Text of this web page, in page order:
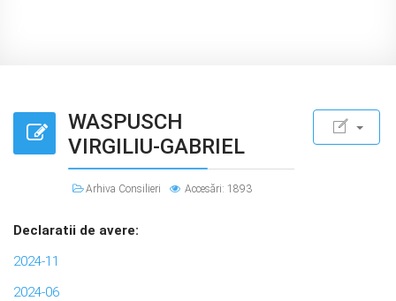
WASPUSCH
VIRGILIU-GABRIEL
Arhiva Consilieri Accesări: 1893
Declaratii de avere:
2024-11
2024-06